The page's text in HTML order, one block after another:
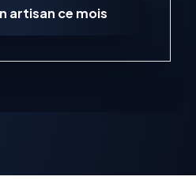
artisan ce mois